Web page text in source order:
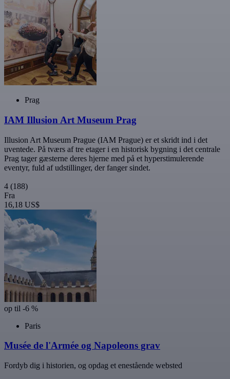
Prag
IAM Illusion Art Museum Prag
Illusion Art Museum Prague (IAM Prague) er et skridt ind i det
uventede. På tværs af tre etager i en historisk bygning i det centrale
Prag tager gæsterne deres hjerne med på et hyperstimulerende
eventyr, fuld af udstillinger, der fanger sindet.
4 (188)
Fra
16,18 US$
op til -6 %
Paris
Musée de l'Armée og Napoleons grav
Fordyb dig i historien, og opdag et enestående websted